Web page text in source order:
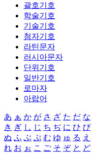
괄호기호
학술기호
기술기호
첨자기호
라틴문자
러시아문자
단위기호
일반기호
로마자
아랍어
あ ぁ か が さ ざ た だ な
き ぎ し じ ち ぢ に ひ び
ぬ ふ ぶ ぷ む ゆ ゅ る え
れ お ぉ こ ご そ ぞ と ど